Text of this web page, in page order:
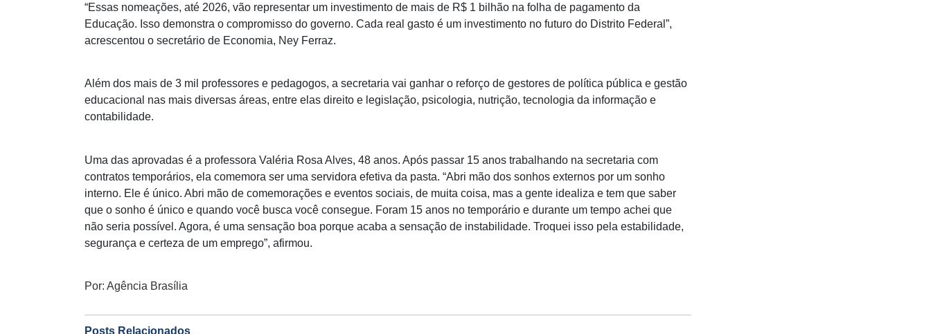
“Essas nomeações, até 2026, vão representar um investimento de mais de R$ 1 bilhão na folha de pagamento da
Educação. Isso demonstra o compromisso do governo. Cada real gasto é um investimento no futuro do Distrito Federal”,
acrescentou o secretário de Economia, Ney Ferraz.
Além dos mais de 3 mil professores e pedagogos, a secretaria vai ganhar o reforço de gestores de política pública e gestão
educacional nas mais diversas áreas, entre elas direito e legislação, psicologia, nutrição, tecnologia da informação e
contabilidade.
Uma das aprovadas é a professora Valéria Rosa Alves, 48 anos. Após passar 15 anos trabalhando na secretaria com
contratos temporários, ela comemora ser uma servidora efetiva da pasta. “Abri mão dos sonhos externos por um sonho
interno. Ele é único. Abri mão de comemorações e eventos sociais, de muita coisa, mas a gente idealiza e tem que saber
que o sonho é único e quando você busca você consegue. Foram 15 anos no temporário e durante um tempo achei que
não seria possível. Agora, é uma sensação boa porque acaba a sensação de instabilidade. Troquei isso pela estabilidade,
segurança e certeza de um emprego”, afirmou.
Por: Agência Brasília
Posts Relacionados